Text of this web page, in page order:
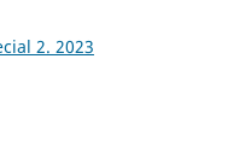
2. 2023